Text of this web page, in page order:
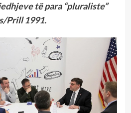
të para “pluraliste”
Prill 1991.